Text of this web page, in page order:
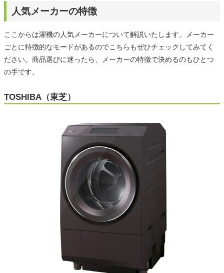
人気メーカーの特徴
ここからは濯機の人気メーカーについて解説いたします。メーカー
ごとに特徴的なモードがあるのでこちらもぜひチェックしてみてく
ださい。商品選びに迷ったら、メーカーの特徴で決めるのもひとつ
の手です。
TOSHIBA（東芝）